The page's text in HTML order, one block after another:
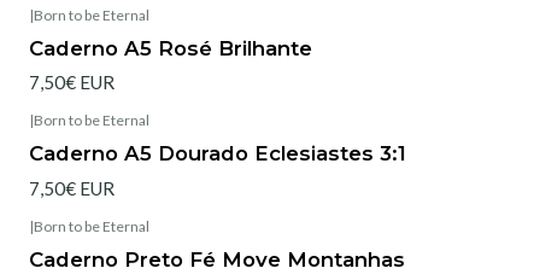
|Born to be Eternal
Caderno A5 Rosé Brilhante
7,50€ EUR
|Born to be Eternal
Caderno A5 Dourado Eclesiastes 3:1
7,50€ EUR
|Born to be Eternal
Caderno Preto Fé Move Montanhas